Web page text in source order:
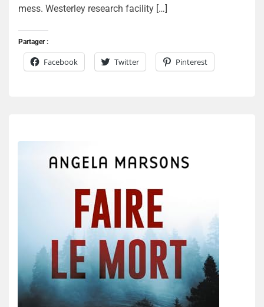
mess. Westerley research facility […]
Partager :
Facebook Twitter Pinterest